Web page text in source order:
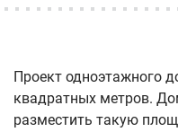
Проект одноэтажного
квадратных метров.
разместить такую